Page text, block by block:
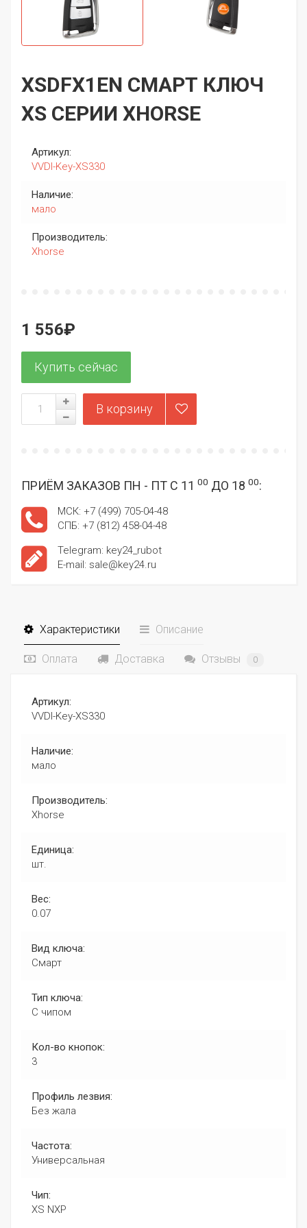
XSDFX1EN СМАРТ КЛЮЧ
XS СЕРИИ XHORSE
Артикул:
VVDI-Key-XS330
Наличие:
мало
Производитель:
Xhorse
1 556₽
ПРИЁМ ЗАКАЗОВ ПН - ПТ С 11 00 ДО 18 00:
МСК: +7 (499) 705-04-48
СПБ: +7 (812) 458-04-48
Telegram: key24_rubot
E-mail: sale@key24.ru
Характеристики Описание
Оплата Доставка Отзывы 0
Артикул:
VVDI-Key-XS330
Наличие:
мало
Производитель:
Xhorse
Единица:
шт.
Вес:
0.07
Вид ключа:
Смарт
Тип ключа:
С чипом
Кол-во кнопок:
3
Профиль лезвия:
Без жала
Частота:
Универсальная
Чип:
XS NXP